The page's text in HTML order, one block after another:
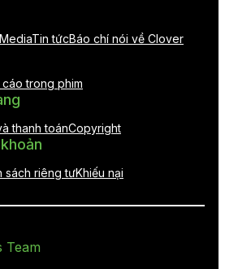
Tin tứcBáo chí nói về Clover
trong phim
thanh toánCopyright
sách riêng tưKhiếu nại
Team